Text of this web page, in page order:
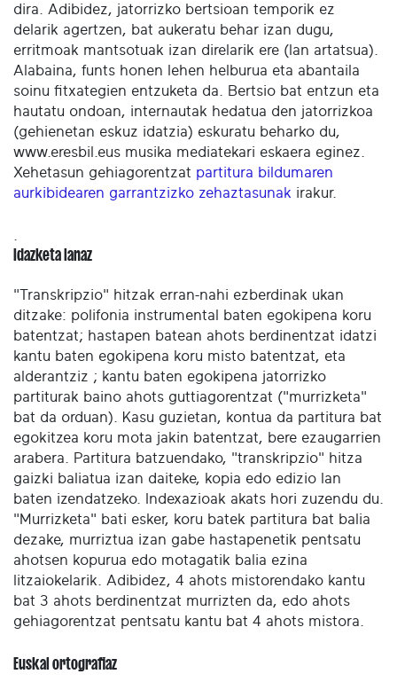
dira. Adibidez, jatorrizko bertsioan temporik ez
delarik agertzen, bat aukeratu behar izan dugu,
erritmoak mantsotuak izan direlarik ere (lan artatsua).
Alabaina, funts honen lehen helburua eta abantaila
soinu fitxategien entzuketa da. Bertsio bat entzun eta
hautatu ondoan, internautak hedatua den jatorrizkoa
(gehienetan eskuz idatzia) eskuratu beharko du,
www.eresbil.eus musika mediatekari eskaera eginez.
Xehetasun gehiagorentzat partitura bildumaren
aurkibidearen garrantzizko zehaztasunak irakur.
Idazketa lanaz
"Transkripzio" hitzak erran-nahi ezberdinak ukan
ditzake: polifonia instrumental baten egokipena koru
batentzat; hastapen batean ahots berdinentzat idatzi
kantu baten egokipena koru misto batentzat, eta
alderantziz ; kantu baten egokipena jatorrizko
partiturak baino ahots guttiagorentzat ("murrizketa"
bat da orduan). Kasu guzietan, kontua da partitura bat
egokitzea koru mota jakin batentzat, bere ezaugarrien
arabera. Partitura batzuendako, "transkripzio" hitza
gaizki baliatua izan daiteke, kopia edo edizio lan
baten izendatzeko. Indexazioak akats hori zuzendu du.
"Murrizketa" bati esker, koru batek partitura bat balia
dezake, murriztua izan gabe hastapenetik pentsatu
ahotsen kopurua edo motagatik balia ezina
litzaiokelarik. Adibidez, 4 ahots mistorendako kantu
bat 3 ahots berdinentzat murrizten da, edo ahots
gehiagorentzat pentsatu kantu bat 4 ahots mistora.
Euskal ortografiaz